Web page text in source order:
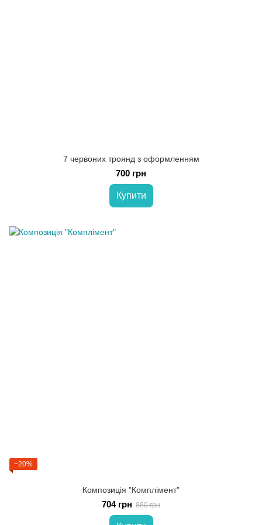
7 червоних троянд з оформленням
700 грн
Купити
−20%
Композиція "Комплімент"
704 грн 880 грн